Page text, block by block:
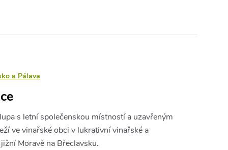
a Pálava
s letní společenskou místností a uzavřeným
ve vinařské obci v lukrativní vinařské a
Moravě na Břeclavsku.